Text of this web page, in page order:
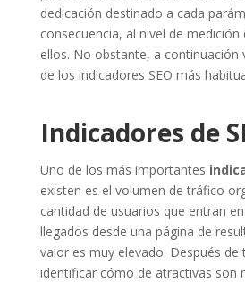
dedicación destinado a cada
consecuencia, al nivel de medición
ellos. No obstante, a continuación
de los indicadores SEO más
Indicadores de
Uno de los más importantes
existen es el volumen de tráfico
cantidad de usuarios que entran
llegados desde una página de
valor es muy elevado. Después
identificar cómo de atractivas son